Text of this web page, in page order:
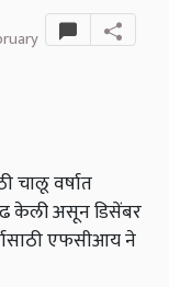
चालू वर्षात
केली असून डिसेंबर
एफसीआय ने